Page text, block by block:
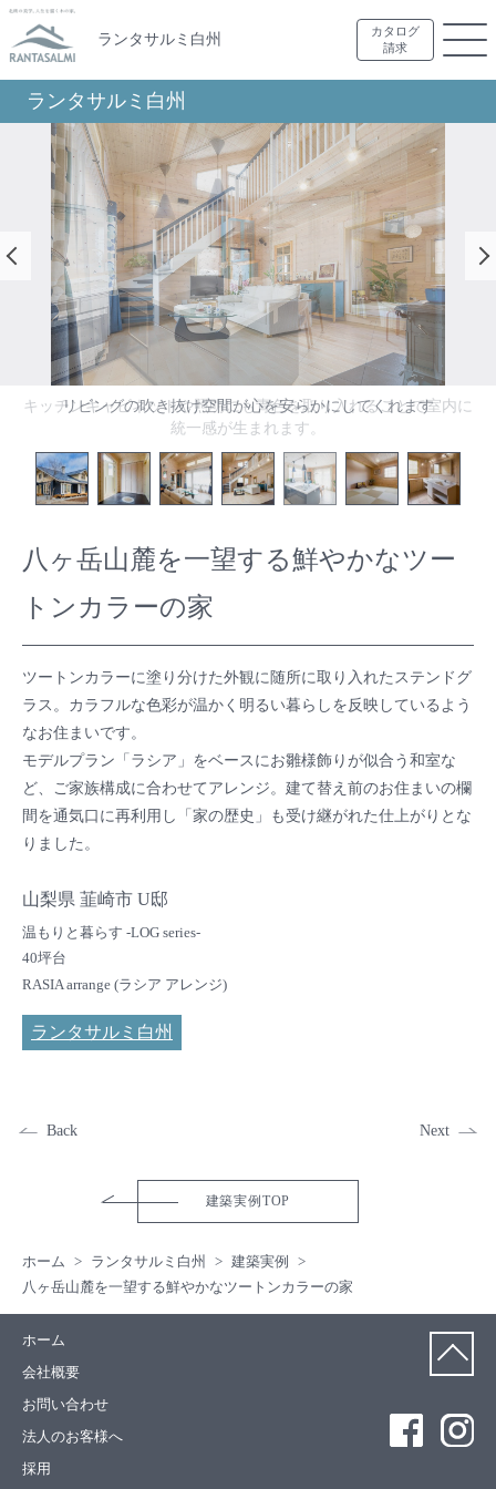
ランタサルミ白州
カタログ
請求
ランタサルミ白州
リビングの吹き抜け空間が心を安らかにしてくれます
キッチンキャビネットや照明にも青色を取り入れることで室内に
統一感が生まれます。
八ヶ岳山麓を一望する鮮やかなツー
トンカラーの家
山梨県 韮崎市 U邸
温もりと暮らす -LOG series-
40坪台
RASIA arrange (ラシア アレンジ)
ランタサルミ白州
ツートンカラーに塗り分けた外観に随所に取り入れたステンドグ
ラス。カラフルな色彩が温かく明るい暮らしを反映しているよう
なお住まいです。
モデルプラン「ラシア」をベースにお雛様飾りが似合う和室な
ど、ご家族構成に合わせてアレンジ。建て替え前のお住まいの欄
間を通気口に再利用し「家の歴史」も受け継がれた仕上がりとな
りました。
Back Next
建築実例TOP
ホーム ランタサルミ白州
建築実例
八ヶ岳山麓を一望する鮮やかなツートンカラーの家
ホーム
会社概要
お問い合わせ
法人のお客様へ
採用